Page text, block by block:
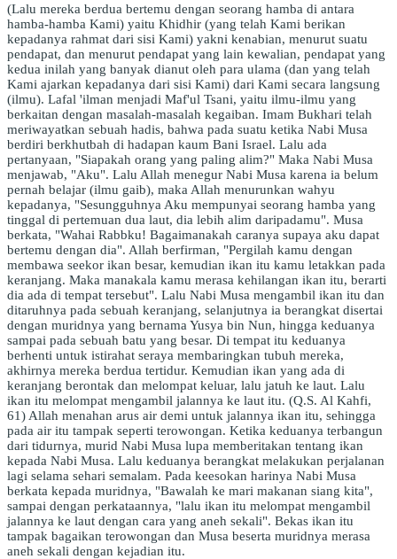
(Lalu mereka berdua bertemu dengan seorang hamba di antara
hamba-hamba Kami) yaitu Khidhir (yang telah Kami berikan
kepadanya rahmat dari sisi Kami) yakni kenabian, menurut suatu
pendapat, dan menurut pendapat yang lain kewalian, pendapat yang
kedua inilah yang banyak dianut oleh para ulama (dan yang telah
Kami ajarkan kepadanya dari sisi Kami) dari Kami secara langsung
(ilmu). Lafal 'ilman menjadi Maf'ul Tsani, yaitu ilmu-ilmu yang
berkaitan dengan masalah-masalah kegaiban. Imam Bukhari telah
meriwayatkan sebuah hadis, bahwa pada suatu ketika Nabi Musa
berdiri berkhutbah di hadapan kaum Bani Israel. Lalu ada
pertanyaan, "Siapakah orang yang paling alim?" Maka Nabi Musa
menjawab, "Aku". Lalu Allah menegur Nabi Musa karena ia belum
pernah belajar (ilmu gaib), maka Allah menurunkan wahyu
kepadanya, "Sesungguhnya Aku mempunyai seorang hamba yang
tinggal di pertemuan dua laut, dia lebih alim daripadamu". Musa
berkata, "Wahai Rabbku! Bagaimanakah caranya supaya aku dapat
bertemu dengan dia". Allah berfirman, "Pergilah kamu dengan
membawa seekor ikan besar, kemudian ikan itu kamu letakkan pada
keranjang. Maka manakala kamu merasa kehilangan ikan itu, berarti
dia ada di tempat tersebut". Lalu Nabi Musa mengambil ikan itu dan
ditaruhnya pada sebuah keranjang, selanjutnya ia berangkat disertai
dengan muridnya yang bernama Yusya bin Nun, hingga keduanya
sampai pada sebuah batu yang besar. Di tempat itu keduanya
berhenti untuk istirahat seraya membaringkan tubuh mereka,
akhirnya mereka berdua tertidur. Kemudian ikan yang ada di
keranjang berontak dan melompat keluar, lalu jatuh ke laut. Lalu
ikan itu melompat mengambil jalannya ke laut itu. (Q.S. Al Kahfi,
61) Allah menahan arus air demi untuk jalannya ikan itu, sehingga
pada air itu tampak seperti terowongan. Ketika keduanya terbangun
dari tidurnya, murid Nabi Musa lupa memberitakan tentang ikan
kepada Nabi Musa. Lalu keduanya berangkat melakukan perjalanan
lagi selama sehari semalam. Pada keesokan harinya Nabi Musa
berkata kepada muridnya, "Bawalah ke mari makanan siang kita",
sampai dengan perkataannya, "lalu ikan itu melompat mengambil
jalannya ke laut dengan cara yang aneh sekali". Bekas ikan itu
tampak bagaikan terowongan dan Musa beserta muridnya merasa
aneh sekali dengan kejadian itu.